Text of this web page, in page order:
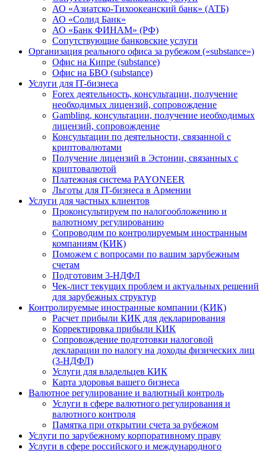
АО «Азиатско-Тихоокеанский банк» (АТБ)
АО «Солид Банк»
АО «Банк ФИНАМ» (РФ)
Сопутствующие банковские услуги
Организация реального офиса за рубежом («substance»)
Офис на Кипре (substance)
Офис на БВО (substance)
Услуги для IT-бизнеса
Forex деятельность, консультации, получение
необходимых лицензий, сопровождение
Gambling, консультации, получение необходимых
лицензий, сопровождение
Консультации по деятельности, связанной с
криптовалютами
Получение лицензий в Эстонии, связанных с
криптовалютой
Платежная система PAYONEER
Льготы для IT-бизнеса в Армении
Услуги для частных клиентов
Проконсультируем по налогообложению и
валютному регулированию
Сопроводим по контролируемым иностранным
компаниям (КИК)
Поможем с вопросами по вашим зарубежным
счетам
Подготовим 3-НДФЛ
Чек-лист текущих проблем и актуальных решений
для зарубежных структур
Контролируемые иностранные компании (КИК)
Расчет прибыли КИК для декларирования
Корректировка прибыли КИК
Сопровождение подготовки налоговой
декларации по налогу на доходы физических лиц
(3-НДФЛ)
Услуги для владельцев КИК
Карта здоровья вашего бизнеса
Валютное регулирование и валютный контроль
Услуги в сфере валютного регулирования и
валютного контроля
Памятка при открытии счета за рубежом
Услуги по зарубежному корпоративному праву
Услуги в сфере российского и международного